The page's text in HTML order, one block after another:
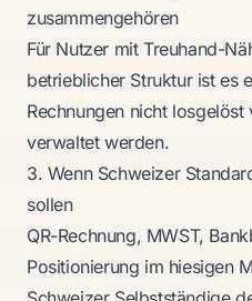
zusammengehören
Für Nutzer mit Treuhand-
betrieblicher Struktur ist es
Rechnungen nicht
verwaltet werden.
3. Wenn Schweizer
sollen
QR-Rechnung, MWST,
Positionierung im hiesigen